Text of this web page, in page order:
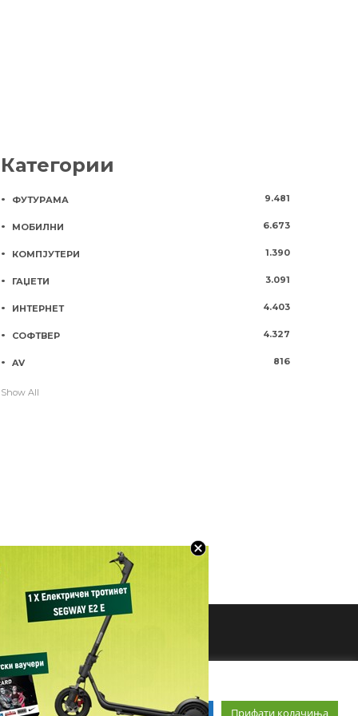
Категории
ФУТУРАМА 9.481
МОБИЛНИ 6.673
КОМПЈУТЕРИ 1.390
ГАЏЕТИ 3.091
ИНТЕРНЕТ 4.403
СОФТВЕР 4.327
AV 816
Show All
Прочитај повеќе Прифати колачиња